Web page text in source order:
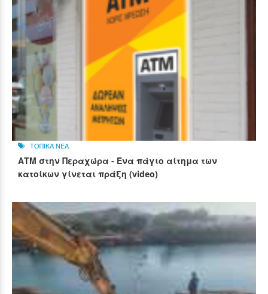
ΤΟΠΙΚΑ ΝΕΑ
ΑΤΜ στην Περαχώρα - Ένα πάγιο αίτημα των
κατοίκων γίνεται πράξη (video)